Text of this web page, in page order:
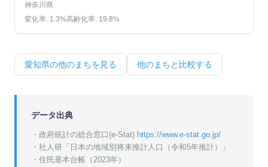
神奈川県
変化率: 1.3%高齢化率: 19.8%
愛知県の他のまちを見る 他のまちと比較する
データ出典
・政府統計の総合窓口(e-Stat) https://www.e-stat.go.jp/
・ 社人研「日本の地域別将来推計人口（令和5年推計）」
・ 住民基本台帳（2023年）